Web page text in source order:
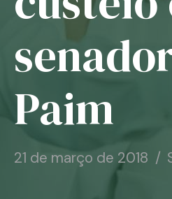
Notícias
Associe-se
Paim
21 de março de 2018